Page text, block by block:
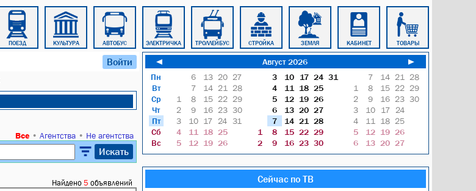
ПОЕЗД КУЛЬТУРА АВТОБУС ЭЛЕКТРИЧКА ТРОЛЛЕЙБУС СТРОЙКА ЗЕМЛЯ КАБИНЕТ ТОВАРЫ
Войти
Все• Агентства• Не агентства
Искать
Найдено 5 объявлений
◄ Август 2026
►
Пн
Вт
Ср
Чт
Пт
Сб
Вс
6 13 20 27
7
14 21
28
1
8 15 22 29
2
9 16 23 30
3
10 17 24 31
4
11 18 25
5
12 19 26
3 10 17 24 31
4
11 18 25
5
12 19 26
6
13 20 27
7
14 21
28
1
8 15 22 29
2
9 16 23 30
7 14 21
28
1
8 15 22 29
2
9 16 23 30
3
10 17
24
4
11 18 25
5
12 19 26
6
13 20 27
Сейчас по ТВ